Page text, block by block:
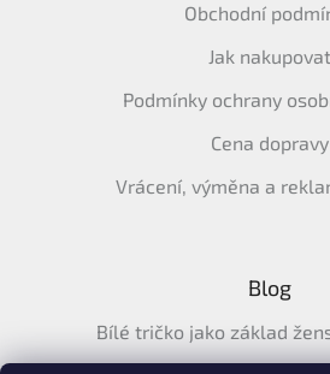
Obchodní
Jak nakupovat
Podmínky ochrany
Cena dopravy
Vrácení, výměna a
Blog
Bílé tričko jako základ